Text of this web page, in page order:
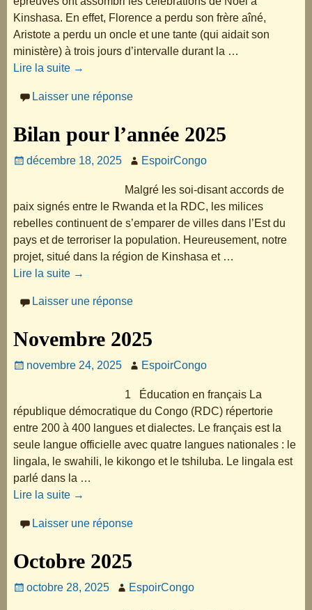
Kinshasa. En effet, Florence a perdu son frère aîné,
Aristote a perdu un oncle et une tante (qui aidait son
ministère) à trois jours d’intervalle durant la …
Lire la suite →
Laisser une réponse
Bilan pour l’année 2025
décembre 18, 2025 EspoirCongo
Malgré les soi-disant accords de
paix signés entre le Rwanda et la RDC, les milices
rebelles continuent de s’emparer de villes dans l’Est du
pays et de terroriser la population. Heureusement, notre
projet, situé dans la région de Kinshasa et …
Lire la suite →
Laisser une réponse
Novembre 2025
novembre 24, 2025 EspoirCongo
1 Éducation en français La
république démocratique du Congo (RDC) répertorie
entre 200 à 400 langues et dialectes. Le français est la
seule langue officielle avec quatre langues nationales : le
lingala, le swahili, le kikongo et le tshiluba. Le lingala est
parlé dans la …
Lire la suite →
Laisser une réponse
Octobre 2025
octobre 28, 2025 EspoirCongo